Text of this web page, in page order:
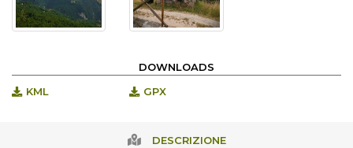
DOWNLOADS
KML
GPX
DESCRIZIONE